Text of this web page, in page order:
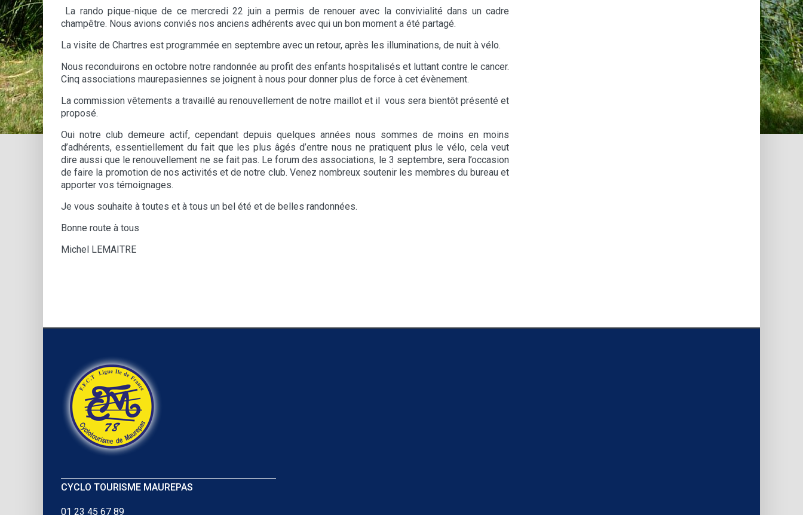
La rando pique-nique de ce mercredi 22 juin a permis de renouer avec la convivialité dans un cadre
champêtre. Nous avions conviés nos anciens adhérents avec qui un bon moment a été partagé.
La visite de Chartres est programmée en septembre avec un retour, après les illuminations, de nuit à vélo.
Nous reconduirons en octobre notre randonnée au profit des enfants hospitalisés et luttant contre le cancer.
Cinq associations maurepasiennes se joignent à nous pour donner plus de force à cet évènement.
La commission vêtements a travaillé au renouvellement de notre maillot et il vous sera bientôt présenté et
proposé.
Oui notre club demeure actif, cependant depuis quelques années nous sommes de moins en moins
d’adhérents, essentiellement du fait que les plus âgés d’entre nous ne pratiquent plus le vélo, cela veut
dire aussi que le renouvellement ne se fait pas. Le forum des associations, le 3 septembre, sera l’occasion
de faire la promotion de nos activités et de notre club. Venez nombreux soutenir les membres du bureau et
apporter vos témoignages.
Je vous souhaite à toutes et à tous un bel été et de belles randonnées.
Bonne route à tous
Michel LEMAITRE
CYCLO TOURISME MAUREPAS
01 23 45 67 89